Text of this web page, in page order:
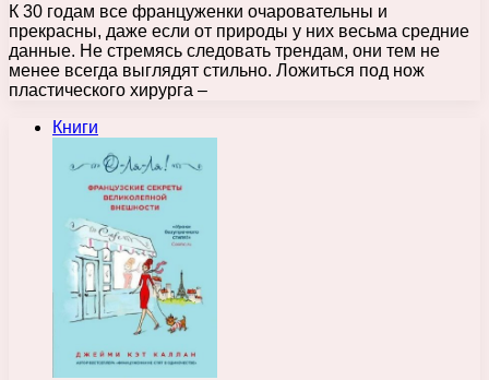
К 30 годам все француженки очаровательны и
прекрасны, даже если от природы у них весьма средние
данные. Не стремясь следовать трендам, они тем не
менее всегда выглядят стильно. Ложиться под нож
пластического хирурга –
Книги